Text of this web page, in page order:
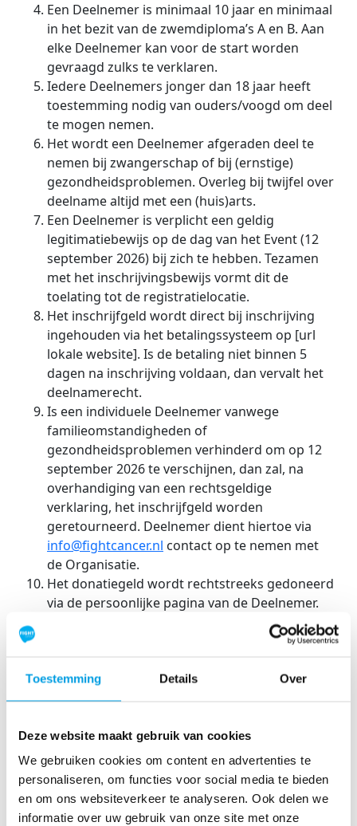
Toestemming Details Over
Deze website maakt gebruik van cookies
We gebruiken cookies om content en advertenties te
personaliseren, om functies voor social media te bieden
en om ons websiteverkeer te analyseren. Ook delen we
informatie over uw gebruik van onze site met onze
Een Deelnemer is minimaal 10 jaar en minimaal
in het bezit van de zwemdiploma’s A en B. Aan
elke Deelnemer kan voor de start worden
gevraagd zulks te verklaren.
Iedere Deelnemers jonger dan 18 jaar heeft
toestemming nodig van ouders/voogd om deel
te mogen nemen.
Het wordt een Deelnemer afgeraden deel te
nemen bij zwangerschap of bij (ernstige)
gezondheidsproblemen. Overleg bij twijfel over
deelname altijd met een (huis)arts.
Een Deelnemer is verplicht een geldig
legitimatiebewijs op de dag van het Event (12
september 2026) bij zich te hebben. Tezamen
met het inschrijvingsbewijs vormt dit de
toelating tot de registratielocatie.
Het inschrijfgeld wordt direct bij inschrijving
ingehouden via het betalingssysteem op [url
lokale website]. Is de betaling niet binnen 5
dagen na inschrijving voldaan, dan vervalt het
deelnamerecht.
Is een individuele Deelnemer vanwege
familieomstandigheden of
gezondheidsproblemen verhinderd om op 12
september 2026 te verschijnen, dan zal, na
overhandiging van een rechtsgeldige
verklaring, het inschrijfgeld worden
geretourneerd. Deelnemer dient hiertoe via
info@fightcancer.nl contact op te nemen met
de Organisatie.
Het donatiegeld wordt rechtstreeks gedoneerd
via de persoonlijke pagina van de Deelnemer.
Het donatiegeld dient uiterlijk 26 september
gekoppeld en komt rechtstreeks op de
donatiegeldrekening met rekeningnummer NL
Deelnemers die niet hebben voldaan aan de
inspanningsverplichting om minimaal €350 op
te halen, kunnen bij de eerstvolgende editie van
Swim to Fight Cancer | Nieuwegeinworden
uitgesloten van deelname.